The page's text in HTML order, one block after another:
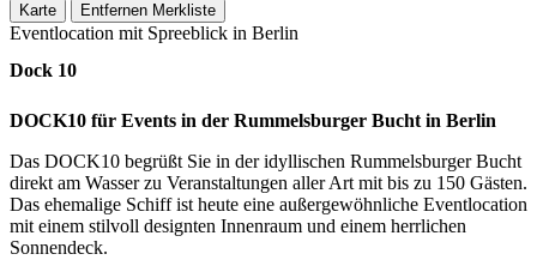
Karte Entfernen Merkliste
Eventlocation mit Spreeblick in Berlin
Dock 10
DOCK10 für Events in der Rummelsburger Bucht in Berlin
Das DOCK10 begrüßt Sie in der idyllischen Rummelsburger Bucht
direkt am Wasser zu Veranstaltungen aller Art mit bis zu 150 Gästen.
Das ehemalige Schiff ist heute eine außergewöhnliche Eventlocation
mit einem stilvoll designten Innenraum und einem herrlichen
Sonnendeck.